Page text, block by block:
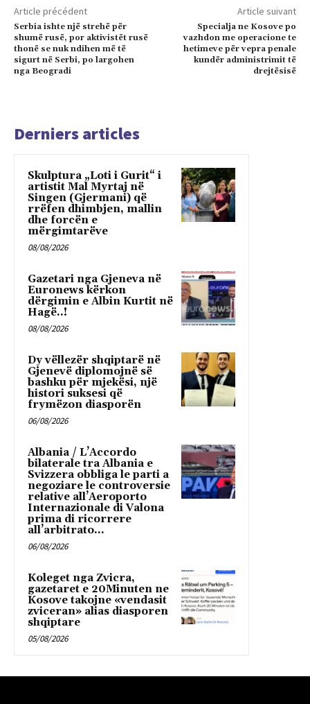
Article précédent
Serbia ishte një strehë për
shumë rusë, por aktivistët rusë
thonë se nuk ndihen më të
sigurt në Serbi, po largohen
nga Beogradi
Article suivant
Specialja ne Kosove po
vazhdon me operacione te
hetimeve për vepra penale
kundër administrimit të
drejtësisë
Derniers articles
Skulptura „Loti i Gurit“ i
artistit Mal Myrtaj në
Singen (Gjermani) që
rrëfen dhimbjen, mallin
dhe forcën e
mërgimtarëve
08/08/2026
Gazetari nga Gjeneva në
Euronews kërkon
dërgimin e Albin Kurtit në
Hagë..!
08/08/2026
Dy vëllezër shqiptarë në
Gjenevë diplomojnë së
bashku për mjekësi, një
histori suksesi që
frymëzon diasporën
06/08/2026
Albania / L’Accordo
bilaterale tra Albania e
Svizzera obbliga le parti a
negoziare le controversie
relative all’Aeroporto
Internazionale di Valona
prima di ricorrere
all’arbitrato...
06/08/2026
Koleget nga Zvicra,
gazetaret e 20Minuten ne
Kosove takojne «vendasit
zviceran» alias diasporen
shqiptare
05/08/2026